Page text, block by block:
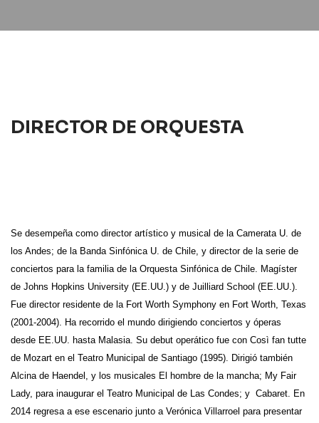
DIRECTOR DE ORQUESTA
Se desempeña como director artístico y musical de la Camerata U. de
los Andes; de la Banda Sinfónica U. de Chile, y director de la serie de
conciertos para la familia de la Orquesta Sinfónica de Chile. Magíster
de Johns Hopkins University (EE.UU.) y de Juilliard School (EE.UU.).
Fue director residente de la Fort Worth Symphony en Fort Worth, Texas
(2001-2004). Ha recorrido el mundo dirigiendo conciertos y óperas
desde EE.UU. hasta Malasia. Su debut operático fue con Così fan tutte
de Mozart en el Teatro Municipal de Santiago (1995). Dirigió también
Alcina de Haendel, y los musicales El hombre de la mancha; My Fair
Lady, para inaugurar el Teatro Municipal de Las Condes; y Cabaret. En
2014 regresa a ese escenario junto a Verónica Villarroel para presentar